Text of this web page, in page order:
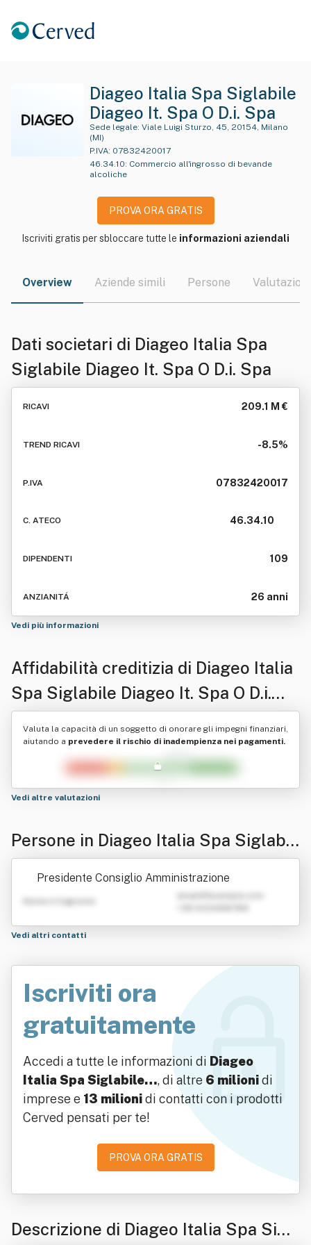
Diageo Italia Spa Siglabile
Diageo It. Spa O D.i. Spa
Sede legale:
(MI)
P.IVA: 07832420017
46.34.10: Commercio all'ingrosso di bevande
alcoliche
PROVA ORA GRATIS
Iscriviti gratis per sbloccare tutte le informazioni aziendali
Overview Aziende simili Persone Valutazioni
Dati societari di Diageo Italia Spa
Siglabile Diageo It. Spa O D.i. Spa
RICAVI 209.1 M €
TREND RICAVI -8.5%
P.IVA 07832420017
C. ATECO 46.34.10
DIPENDENTI 109
ANZIANITÁ 26 anni
Vedi più informazioni
Affidabilità creditizia di Diageo Italia
Spa Siglabile Diageo It. Spa O D.i.
Spa
Valuta la capacità di un soggetto di onorare gli impegni finanziari,
aiutando a prevedere il rischio di inadempienza nei pagamenti.
Vedi altre valutazioni
Persone in Diageo Italia Spa Siglabil
e Diageo It. Spa O D.i. Spa
Presidente Consiglio Amministrazione
Nome e Cognome
Vedi altri contatti
Iscriviti ora
gratuitamente
Accedi a tutte le informazioni di Diageo
Italia Spa Siglabile…, di altre 6 milionidi
imprese e 13 milionidi contatti con i prodotti
Cerved pensati per te!
PROVA ORA GRATIS
Descrizione di Diageo Italia Spa Sigl